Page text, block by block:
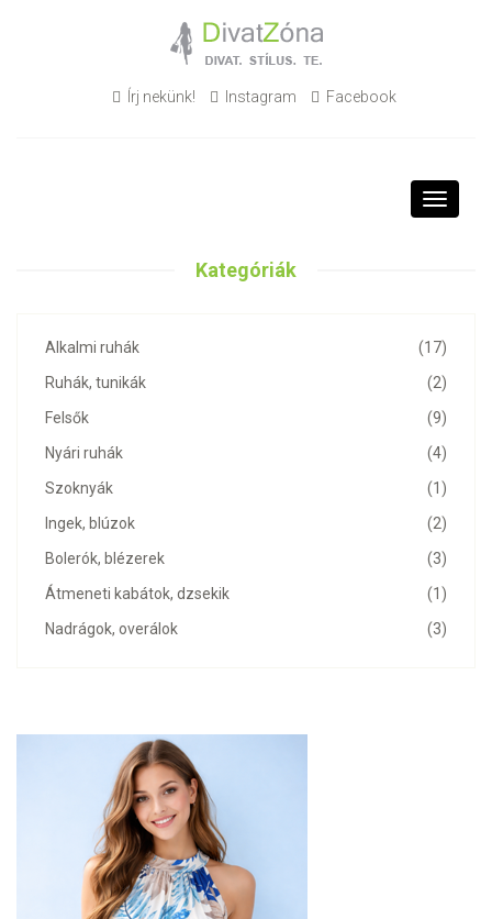
Írj nekünk! Instagram Facebook
Toggle
Kategóriák
(17)
Alkalmi ruhák
(2)
Ruhák, tunikák
(9)
Felsők
(4)
Nyári ruhák
(1)
Szoknyák
(2)
Ingek, blúzok
(3)
Bolerók, blézerek
(1)
Átmeneti kabátok, dzsekik
(3)
Nadrágok, overálok